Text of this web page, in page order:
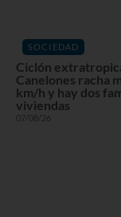
SOCIEDAD
Ciclón
Canelones racha
km/h y hay dos
viviendas
07/08/26